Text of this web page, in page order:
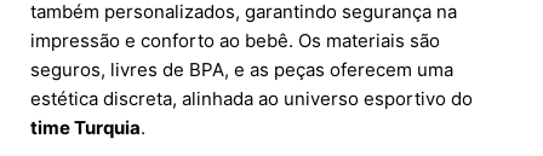
também personalizados, garantindo segurança na
impressão e conforto ao bebê. Os materiais são
seguros, livres de BPA, e as peças oferecem uma
estética discreta, alinhada ao universo esportivo do
time Turquia.